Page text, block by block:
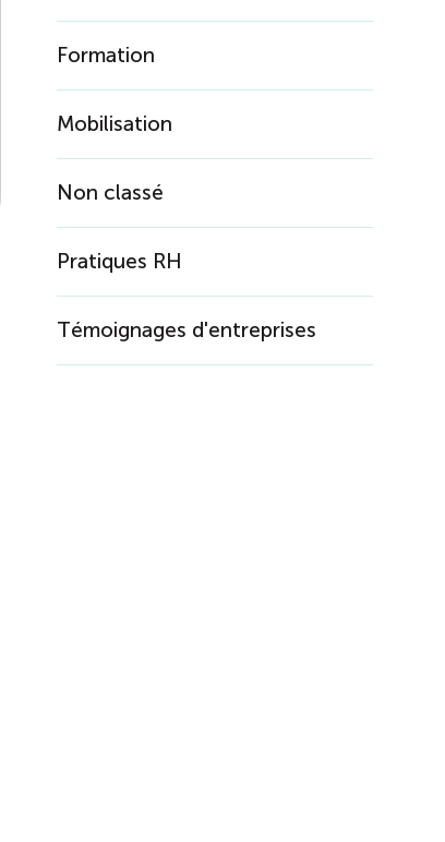
Formation
Mobilisation
Non classé
Pratiques RH
Témoignages d'entreprises